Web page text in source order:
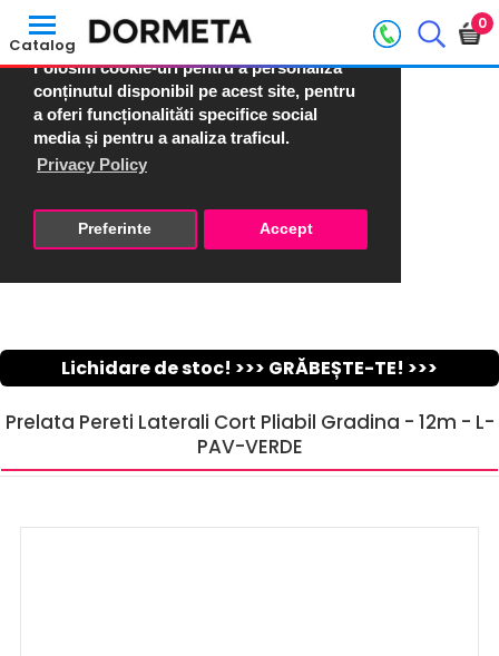
Folosim cookie-uri pentru a personaliza
conținutul disponibil pe acest site, pentru
a oferi funcționalităti specifice social
media și pentru a analiza traficul.
Privacy Policy
Accept X
Preferinte Accept
Catalog
0
Lichidare de stoc! >>> GRĂBEȘTE-TE! >>>
Prelata Pereti Laterali Cort Pliabil Gradina - 12m - L-
PAV-VERDE